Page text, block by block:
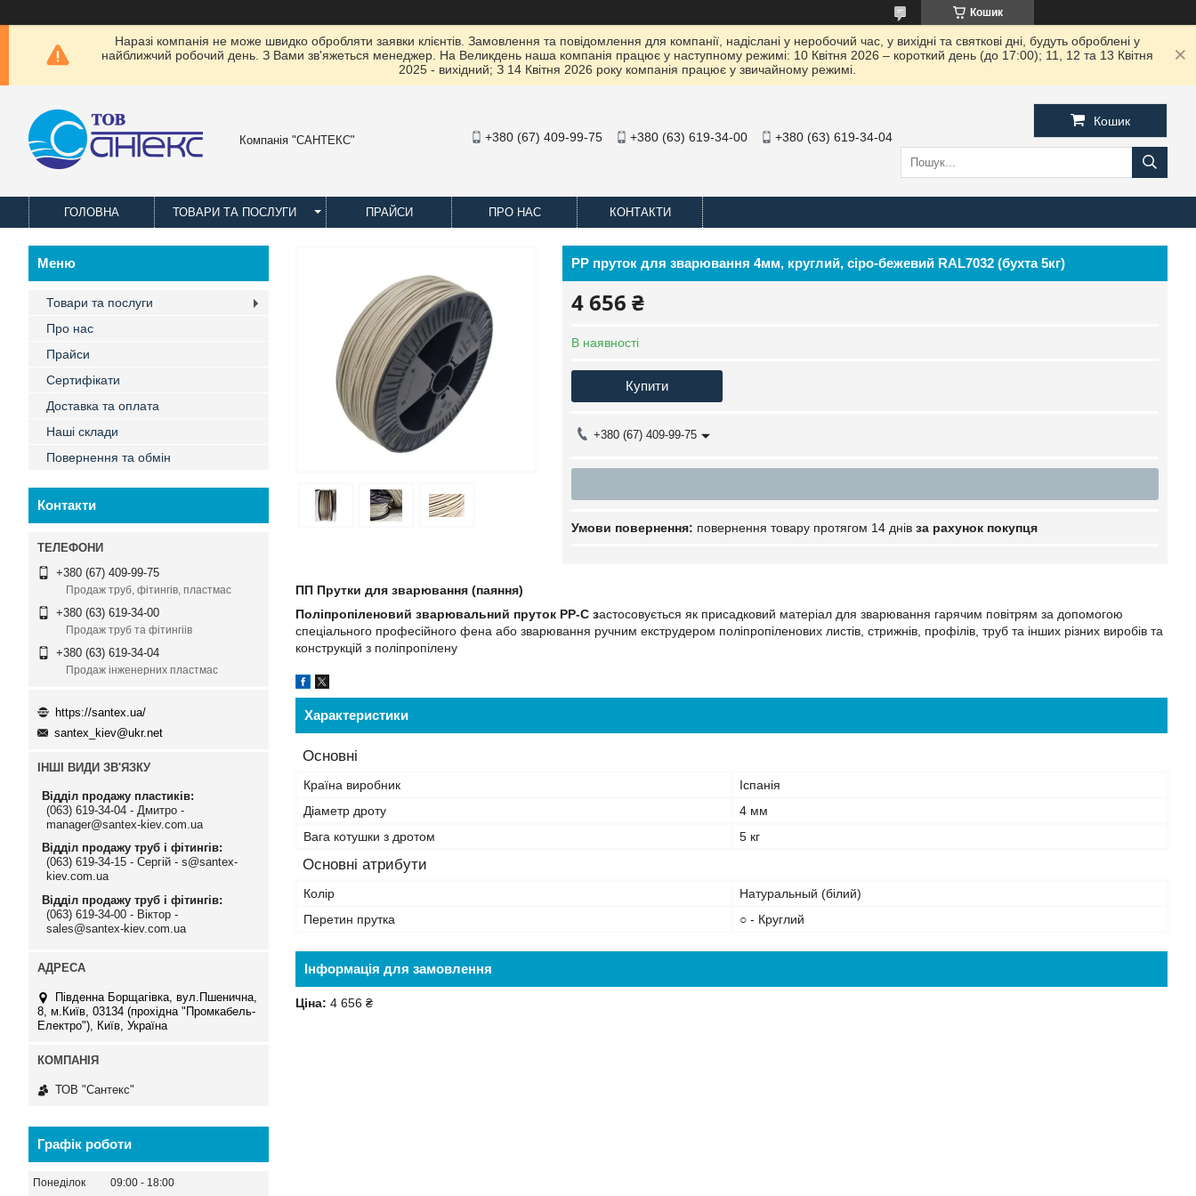
Кошик
Наразі компанія не може швидко обробляти заявки клієнтів. Замовлення та повідомлення для компанії, надіслані у неробочий час, у вихідні та святкові дні, будуть оброблені у
найближчий робочий день. З Вами зв'яжеться менеджер. На Великдень наша компанія працює у наступному режимі: 10 Квітня 2026 – короткий день (до 17:00); 11, 12 та 13 Квітня
2025 - вихідний; З 14 Квітня 2026 року компанія працює у звичайному режимі.
Компанія "САНТЕКС" +380 (67) 409-99-75 +380 (63) 619-34-00 +380 (63) 619-34-04
Кошик
ГОЛОВНА ТОВАРИ ТА ПОСЛУГИ ПРАЙСИ ПРО НАС КОНТАКТИ
PP пруток для зварювання 4мм, круглий, сіро-бежевий RAL7032 (бухта 5кг)
4 656 ₴
В наявності
Купити
+380 (67) 409-99-75
повернення товару протягом 14 днів за рахунок покупця
ПП Прутки для зварювання (паяння)
Поліпропіленовий зварювальний пруток PP-C застосовується як присадковий матеріал для зварювання гарячим повітрям за допомогою
спеціального професійного фена або зварювання ручним екструдером поліпропіленових листів, стрижнів, профілів, труб та інших різних виробів та
конструкцій з поліпропілену
Характеристики
Основні
Країна виробник
Іспанія
Діаметр дроту
4 мм
Вага котушки з дротом
5 кг
Основні атрибути
Колір
Натуральный (білий)
Перетин прутка
○ - Круглий
Інформація для замовлення
Ціна: 4 656 ₴
Товари та послуги
Про нас
Прайси
Сертифікати
Доставка та оплата
Наші склади
Повернення та обмін
Контакти
+380 (67) 409-99-75
Продаж труб, фітингів, пластмас
+380 (63) 619-34-00
Продаж труб та фітингіів
+380 (63) 619-34-04
Продаж інженерних пластмас
https://santex.ua/
santex_kiev@ukr.net
ІНШІ ВИДИ ЗВ'ЯЗКУ
Відділ продажу пластиків
(063) 619-34-04 - Дмитро -
manager@santex-kiev.com.ua
Відділ продажу труб і фітингів
(063) 619-34-15 - Сергій - s@santex-
kiev.com.ua
Відділ продажу труб і фітингів
(063) 619-34-00 - Віктор -
sales@santex-kiev.com.ua
Південна Борщагівка, вул.Пшенична,
8, м.Київ, 03134 (прохідна "Промкабель-
Електро"), Київ, Україна
ТОВ "Сантекс"
Графік роботи
Понеділок 09:00 18:00